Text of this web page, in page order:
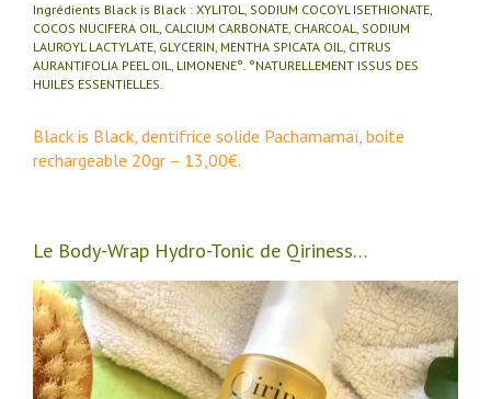
Ingrédients Black is Black : XYLITOL, SODIUM COCOYL ISETHIONATE,
COCOS NUCIFERA OIL, CALCIUM CARBONATE, CHARCOAL, SODIUM
LAUROYL LACTYLATE, GLYCERIN, MENTHA SPICATA OIL, CITRUS
AURANTIFOLIA PEEL OIL, LIMONENE°. °NATURELLEMENT ISSUS DES
HUILES ESSENTIELLES.
Black is Black, dentifrice solide Pachamamaï, boite
rechargeable 20gr – 13,00€.
Le Body-Wrap Hydro-Tonic de Qiriness…